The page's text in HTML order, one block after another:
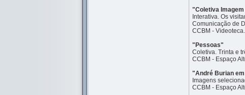
"Coletiva
Interativa. Os
Comunicação de
CCBM - Videoteca.
"Pessoas"
Coletiva. Trinta e
CCBM - Espaço
"André Burian
Imagens
CCBM - Espaço